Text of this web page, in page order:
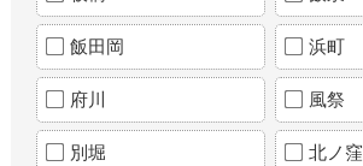
飯田岡 浜町
府川 風祭
別堀 北ノ窪